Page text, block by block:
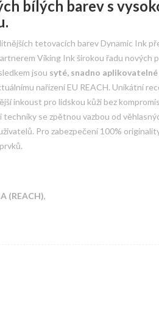
bílých barev s
tetovacích barev Dynamic Ink
Viking Ink širokou řadu nových
jsou syté, snadno aplikovatelné
nařízení EU REACH. Unikátní
inkoust pro lidskou kůži bez
techniky se zpětnou vazbou od
Pro zabezpečení 100%
(REACH),